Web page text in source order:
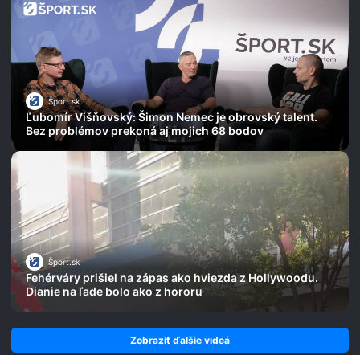
Šport.sk
Ľubomír Višňovský: Šimon Nemec je obrovský talent.
Bez problémov prekoná aj mojich 68 bodov
Šport.sk
Fehérváry prišiel na zápas ako hviezda z Hollywoodu.
Dianie na ľade bolo ako z hororu
Zobraziť ďalšie videá